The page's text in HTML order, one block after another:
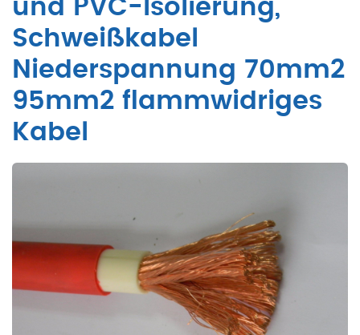
und PVC-Isolierung,
Schweißkabel
Niederspannung 70mm2
95mm2 flammwidriges
Kabel